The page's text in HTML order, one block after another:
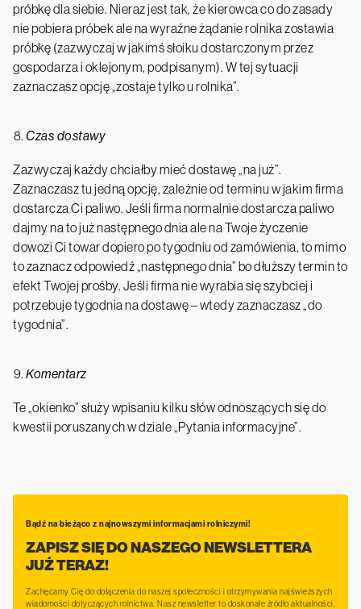
próbkę dla siebie. Nieraz jest tak, że kierowca co do zasady
nie pobiera próbek ale na wyraźne żądanie rolnika zostawia
próbkę (zazwyczaj w jakimś słoiku dostarczonym przez
gospodarza i oklejonym, podpisanym). W tej sytuacji
zaznaczasz opcję „zostaje tylko u rolnika”.
Czas dostawy
Zazwyczaj każdy chciałby mieć dostawę „na już”.
Zaznaczasz tu jedną opcję, zależnie od terminu w jakim firma
dostarcza Ci paliwo. Jeśli firma normalnie dostarcza paliwo
dajmy na to już następnego dnia ale na Twoje życzenie
dowozi Ci towar dopiero po tygodniu od zamówienia, to mimo
to zaznacz odpowiedź „następnego dnia” bo dłuższy termin to
efekt Twojej prośby. Jeśli firma nie wyrabia się szybciej i
potrzebuje tygodnia na dostawę – wtedy zaznaczasz „do
tygodnia”.
Komentarz
Te „okienko” służy wpisaniu kilku słów odnoszących się do
kwestii poruszanych w dziale „Pytania informacyjne”.
Bądź na bieżąco z najnowszymi informacjami rolniczymi!
ZAPISZ SIĘ DO NASZEGO NEWSLETTERA
JUŻ TERAZ!
Zachęcamy Cię do dołączenia do naszej społeczności i otrzymywania najświeższych
wiadomości dotyczących rolnictwa. Nasz newsletter to doskonałe źródło aktualności,